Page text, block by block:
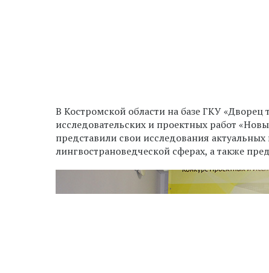
В Костромской области на базе ГКУ «Дворец
исследовательских и проектных работ
представили свои исследования
лингвострановедческой сферах, а также